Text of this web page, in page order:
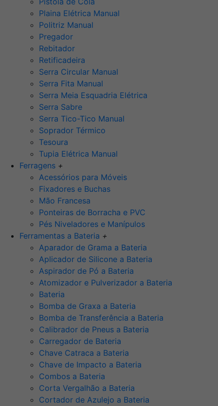
Plaina Elétrica Manual
Politriz Manual
Pregador
Rebitador
Retificadeira
Serra Circular Manual
Serra Fita Manual
Serra Meia Esquadria Elétrica
Serra Sabre
Serra Tico-Tico Manual
Soprador Térmico
Tesoura
Tupia Elétrica Manual
Ferragens +
Acessórios para Móveis
Fixadores e Buchas
Mão Francesa
Ponteiras de Borracha e PVC
Pés Niveladores e Manípulos
Ferramentas a Bateria +
Aparador de Grama a Bateria
Aplicador de Silicone a Bateria
Aspirador de Pó a Bateria
Atomizador e Pulverizador a Bateria
Bateria
Bomba de Graxa a Bateria
Bomba de Transferência a Bateria
Calibrador de Pneus a Bateria
Carregador de Bateria
Chave Catraca a Bateria
Chave de Impacto a Bateria
Combos a Bateria
Corta Vergalhão a Bateria
Cortador de Azulejo a Bateria